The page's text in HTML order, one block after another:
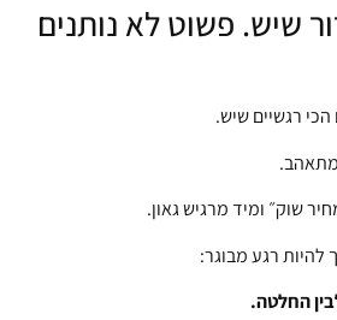
שיש. פשוט לא נותנים
רגשיים שיש.
מתאהב.
שוק״ ומיד מרגיש גאון.
להיות רגע מבוגר:
החלטה.